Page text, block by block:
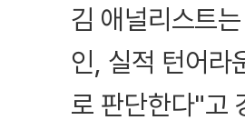
김 애널리스트
인, 실적 턴어라
로 판단한다"고